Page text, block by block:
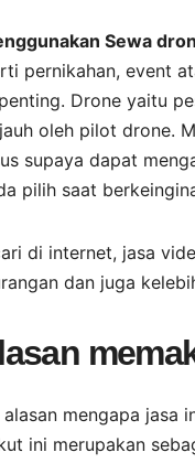
Sewa
pernikahan, event
Drone yaitu
oleh pilot drone.
supaya dapat
pilih saat
di internet, jasa
dan juga
mengapa jasa
ini merupakan